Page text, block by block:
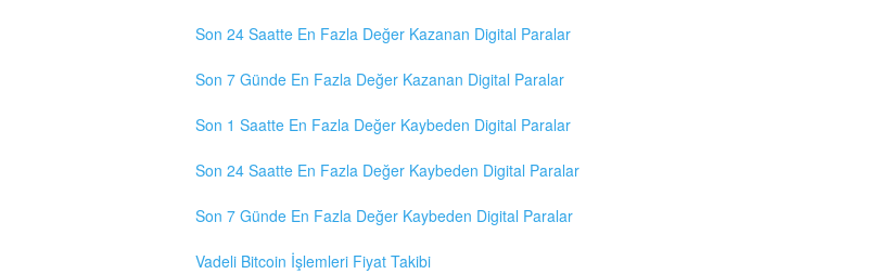
Son 24 Saatte En Fazla Değer Kazanan Digital Paralar
Son 7 Günde En Fazla Değer Kazanan Digital Paralar
Son 1 Saatte En Fazla Değer Kaybeden Digital Paralar
Son 24 Saatte En Fazla Değer Kaybeden Digital Paralar
Son 7 Günde En Fazla Değer Kaybeden Digital Paralar
Vadeli Bitcoin İşlemleri Fiyat Takibi